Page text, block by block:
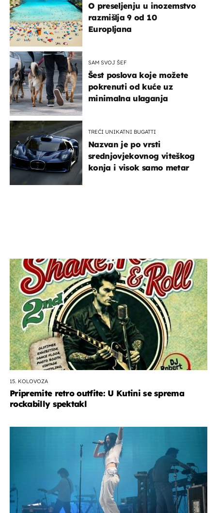
O preseljenju u inozemstvo
razmišlja 9 od 10
Europljana
SAM SVOJ ŠEF
Šest poslova koje možete
pokrenuti od kuće uz
minimalna ulaganja
TREĆI UNIKATNI BUGATTI
Nazvan je po vrsti
srednjovjekovnog viteškog
konja i visok samo metar
15. KOLOVOZA
Pripremite retro outfite: U Kutini se sprema
rockabilly spektakl